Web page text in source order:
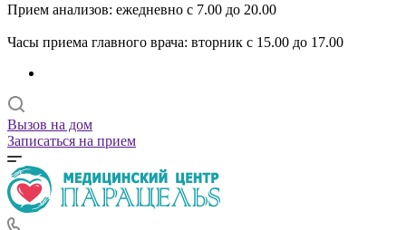
Прием анализов: ежедневно с 7.00 до 20.00
Часы приема главного врача: вторник с 15.00 до 17.00
Вызов на дом
Записаться на прием